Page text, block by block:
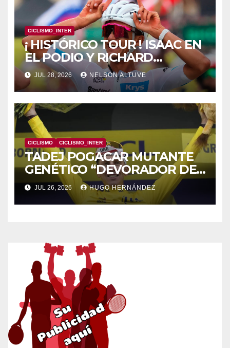
CICLISMO_INTER
¡ HISTÓRICO TOUR ! ISAAC EN
EL PODIO Y RICHARD
SUPERCOMBATIVO
JUL 28, 2026 NELSON ALTUVE
CICLISMO CICLISMO_INTER
TADEJ POGACAR MUTANTE
GENÉTICO “DEVORADOR DE
RECORDS”
JUL 26, 2026 HUGO HERNÁNDEZ